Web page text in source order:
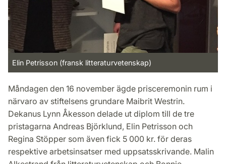
Elin Petrisson (fransk litteraturvetenskap)
Måndagen den 16 november ägde prisceremonin rum i
närvaro av stiftelsens grundare Maibrit Westrin.
Dekanus Lynn Åkesson delade ut diplom till de tre
pristagarna Andreas Björklund, Elin Petrisson och
Regina Stöpper som även fick 5 000 kr. för deras
respektive arbetsinsatser med uppsatsskrivande. Malin